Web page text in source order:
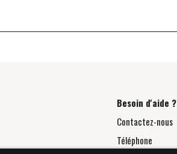
Besoin d'aide ?
Contactez-nous
Téléphone